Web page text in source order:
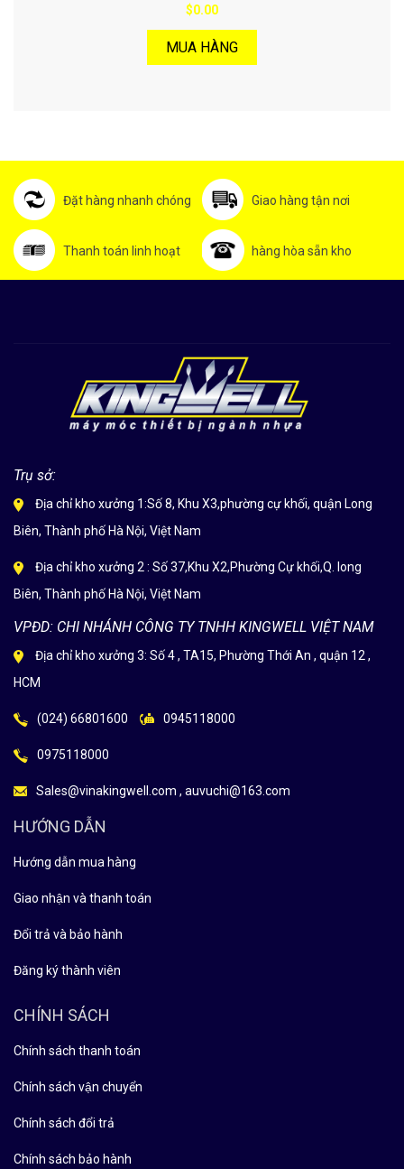
$0.00
MUA HÀNG
Đặt hàng nhanh chóng Giao hàng tận nơi
Thanh toán linh hoạt hàng hòa sẵn kho
Trụ sở:
Địa chỉ kho xưởng 1:Số 8, Khu X3,phường cự khối, quận Long
Biên, Thành phố Hà Nội, Việt Nam
Địa chỉ kho xưởng 2 : Số 37,Khu X2,Phường Cự khối,Q. long
Biên, Thành phố Hà Nội, Việt Nam
VPĐD: CHI NHÁNH CÔNG TY TNHH KINGWELL VIỆT NAM
Địa chỉ kho xưởng 3: Số 4 , TA15, Phường Thới An , quận 12 ,
HCM
(024) 66801600 0945118000
0975118000
Sales@vinakingwell.com , auvuchi@163.com
HƯỚNG DẪN
Hướng dẫn mua hàng
Giao nhận và thanh toán
Đổi trả và bảo hành
Đăng ký thành viên
CHÍNH SÁCH
Chính sách thanh toán
Chính sách vận chuyển
Chính sách đổi trả
Chính sách bảo hành